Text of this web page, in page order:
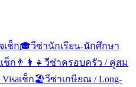
เช็ก🎓วีซ่านักเรียน-นักศึกษา
เช็ก 👨‍👩‍👧 วีซ่าครอบครัว / คู่สม
เช็ก🏖️วีซ่าเกษียณ / Long-